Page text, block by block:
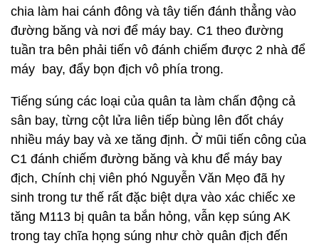
chia làm hai cánh đông và tây tiến đánh thẳng vào
đường băng và nơi để máy bay. C1 theo đường
tuần tra bên phải tiến vô đánh chiếm được 2 nhà để
máy bay, đẩy bọn địch vô phía trong.
Tiếng súng các loại của quân ta làm chấn động cả
sân bay, từng cột lửa liên tiếp bùng lên đốt cháy
nhiều máy bay và xe tăng định. Ở mũi tiến công của
C1 đánh chiếm đường băng và khu để máy bay
địch, Chính chị viên phó Nguyễn Văn Mẹo đã hy
sinh trong tư thế rất đặc biệt dựa vào xác chiếc xe
tăng M113 bị quân ta bắn hỏng, vẫn kẹp súng AK
trong tay chĩa họng súng như chờ quân địch đến